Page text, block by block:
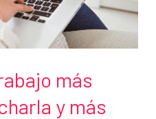
más
y más